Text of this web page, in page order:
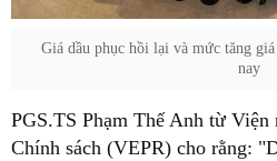
Giá dầu phục hồi lại và mức tăng
nay
PGS.TS Phạm Thế Anh từ
Chính sách (VEPR) cho rằng: